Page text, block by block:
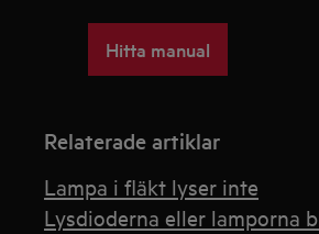
Hitta manual
Relaterade artiklar
Lampa i fläkt lyser inte
Lysdioderna eller lamporna